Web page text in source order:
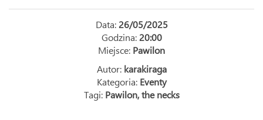
Data: 26/05/2025
Godzina: 20:00
Miejsce: Pawilon
Autor: karakiraga
Kategoria: Eventy
Tagi: Pawilon,the necks